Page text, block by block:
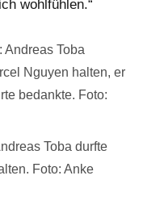
wohlfühlen.“
Toba durfte
Foto: Anke